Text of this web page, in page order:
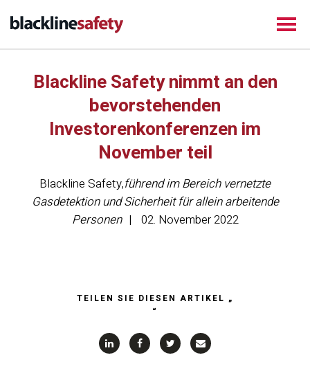
Blackline Safety nimmt an den
bevorstehenden
Investorenkonferenzen im
November teil
Blackline Safety,führend im Bereich vernetzte
Gasdetektion und Sicherheit für allein arbeitende
Personen
02. November 2022
TEILEN SIE DIESEN ARTIKEL „
“